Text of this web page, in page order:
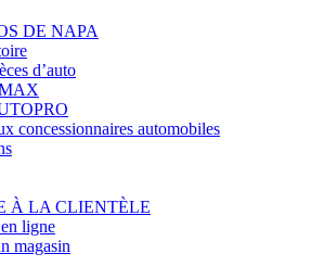
DE NAPA
d’auto
concessionnaires automobiles
À LA CLIENTÈLE
ligne
magasin